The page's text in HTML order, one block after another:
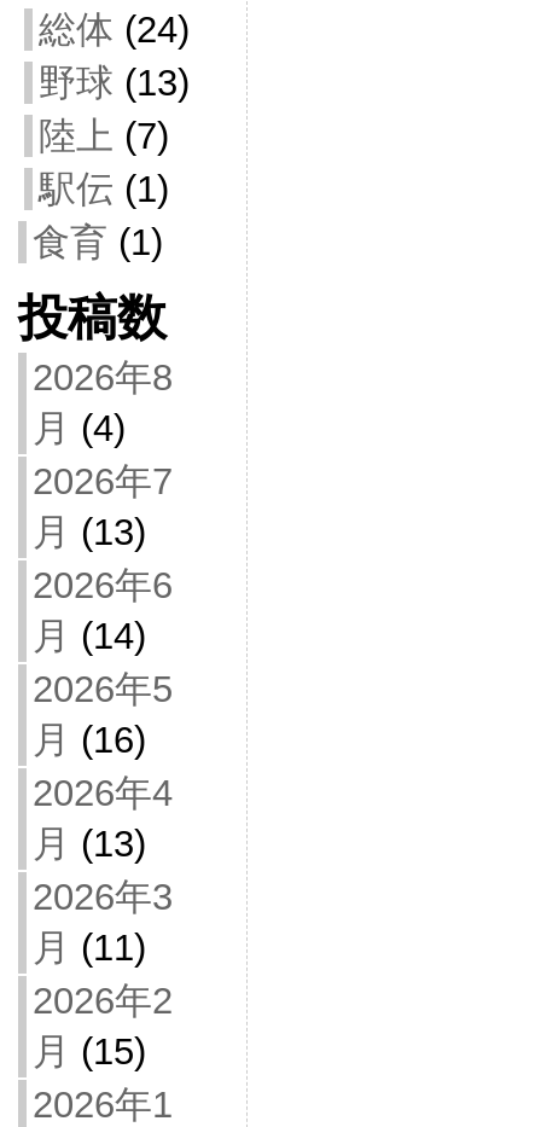
総体 (24)
野球 (13)
陸上 (7)
駅伝 (1)
食育 (1)
投稿数
2026年8
月 (4)
2026年7
月 (13)
2026年6
月 (14)
2026年5
月 (16)
2026年4
月 (13)
2026年3
月 (11)
2026年2
月 (15)
2026年1